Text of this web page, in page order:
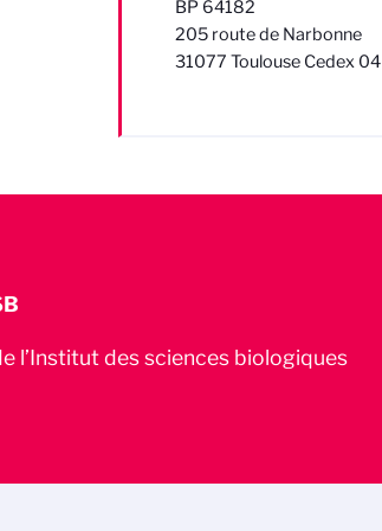
BP 64182
205 route de Narbonne
31077 Toulouse Cedex 04
l’Institut des sciences biologiques